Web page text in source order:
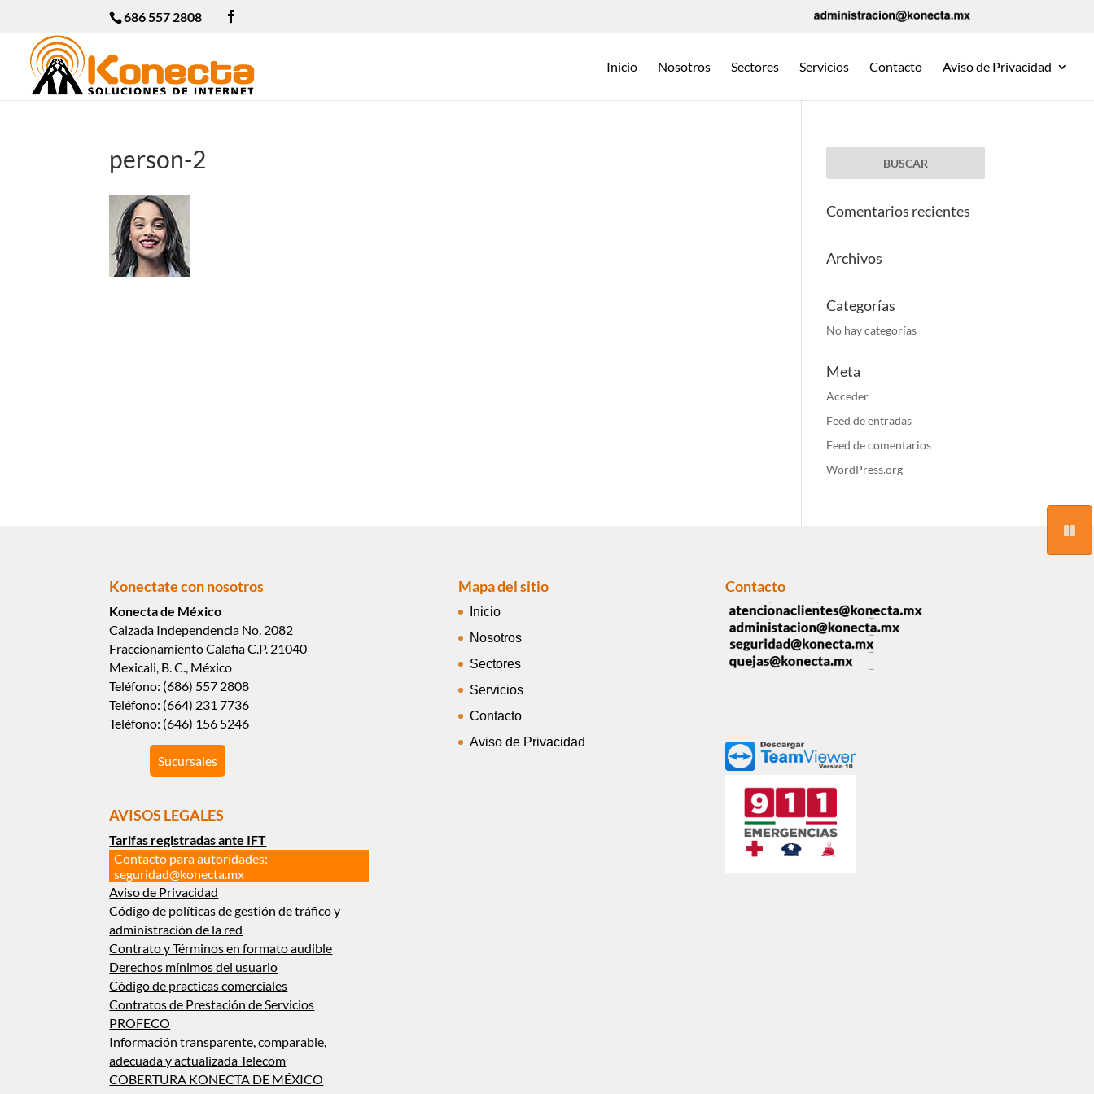
686 557 2808
Inicio Nosotros Sectores Servicios Contacto Aviso de Privacidad
person-2
Comentarios recientes
Archivos
Categorías
No hay categorías
Meta
Acceder
Feed de entradas
Feed de comentarios
WordPress.org
Konectate con nosotros
Konecta de México
Calzada Independencia No. 2082
Fraccionamiento Calafia C.P. 21040
Mexicali, B. C., México
Teléfono: (686) 557 2808
Teléfono: (664) 231 7736
Teléfono: (646) 156 5246
Sucursales
AVISOS LEGALES
Tarifas registradas ante IFT
Contacto para autoridades:
seguridad@konecta.mx
Aviso de Privacidad
Código de políticas de gestión de tráfico y
administración de la red
Contrato y Términos en formato audible
Derechos mínimos del usuario
Código de practicas comerciales
Contratos de Prestación de Servicios
PROFECO
Información transparente, comparable,
adecuada y actualizada Telecom
COBERTURA KONECTA DE MÉXICO
Mapa del sitio
Inicio
Nosotros
Sectores
Servicios
Contacto
Aviso de Privacidad
Contacto